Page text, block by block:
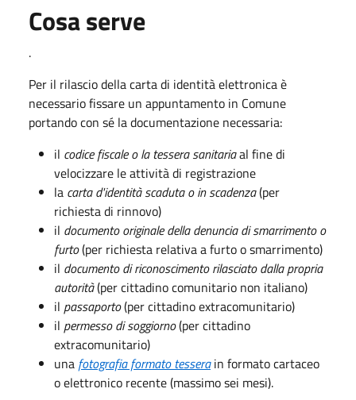
Cosa serve
.
Per il rilascio della carta di identità elettronica è
necessario fissare un appuntamento in Comune
portando con sé la documentazione necessaria:
il codice fiscale o la tessera sanitariaal fine di
velocizzare le attività di registrazione
la carta d'identità scaduta o in scadenza(per
richiesta di rinnovo)
il documento originale della denuncia di smarrimento o
furto(per richiesta relativa a furto o smarrimento)
il documento di riconoscimento rilasciato dalla propria
autorità(per cittadino comunitario non italiano)
il passaporto(per cittadino extracomunitario)
il permesso di soggiorno(per cittadino
extracomunitario)
una fotografia formato tessera in formato cartaceo
o elettronico recente (massimo sei mesi).